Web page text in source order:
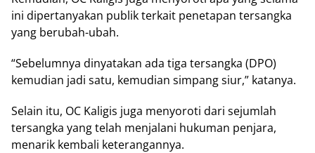
ini dipertanyakan publik terkait penetapan tersangka
yang berubah-ubah.
“Sebelumnya dinyatakan ada tiga tersangka (DPO)
kemudian jadi satu, kemudian simpang siur,” katanya.
Selain itu, OC Kaligis juga menyoroti dari sejumlah
tersangka yang telah menjalani hukuman penjara,
menarik kembali keterangannya.